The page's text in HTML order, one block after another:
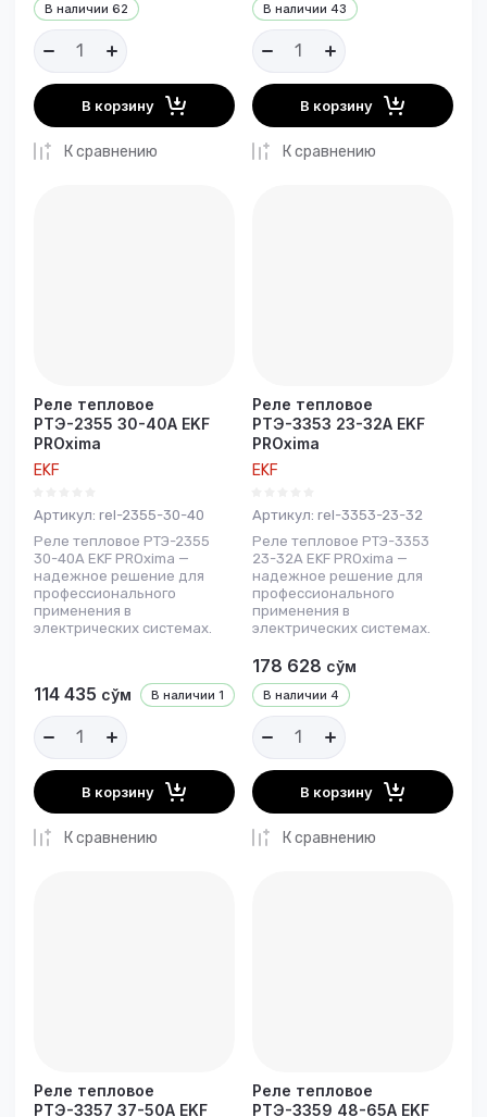
В наличии 62
В корзину
К сравнению
В наличии 43
В корзину
К сравнению
Реле тепловое
РТЭ-2355 30-40А EKF
PROxima
EKF
Артикул: rel-2355-30-40
Реле тепловое РТЭ-2355
30-40А EKF PROxima —
надежное решение для
профессионального
применения в
электрических системах.
В наличии 1
114 435 сўм
В корзину
К сравнению
Реле тепловое
РТЭ-3353 23-32А EKF
PROxima
EKF
Артикул: rel-3353-23-32
Реле тепловое РТЭ-3353
23-32А EKF PROxima —
надежное решение для
профессионального
применения в
электрических системах.
В наличии 4
178 628 сўм
В корзину
К сравнению
Реле тепловое
РТЭ-3357 37-50А EKF
Реле тепловое
РТЭ-3359 48-65А EKF